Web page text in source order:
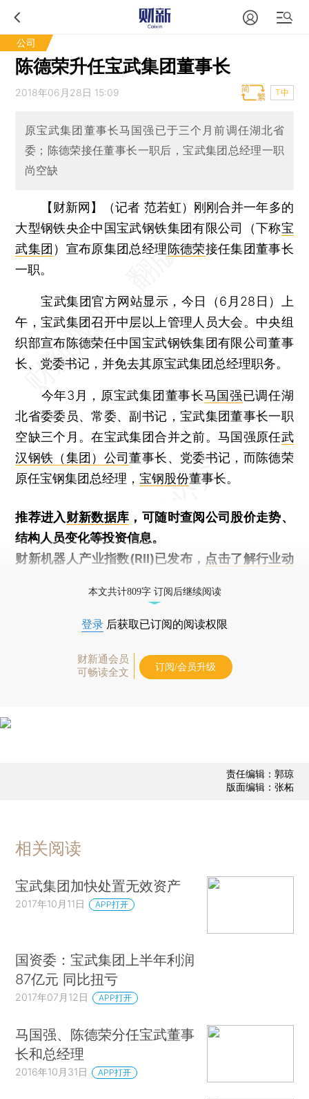
公司
陈德荣升任宝武集团董事长
2018年06月28日 15:09 T中
原宝武集团董事长马国强已于三个月前调任湖北省
委；陈德荣接任董事长一职后，宝武集团总经理一职
尚空缺
【财新网】（记者 范若虹） 刚刚合并一年多的
大型钢铁央企中国宝武钢铁集团有限公司（下称宝
武集团 ）宣布原集团总经理陈德荣接任集团董事长
一职。
宝武集团官方网站显示，今日（6月28日）上
午，宝武集团召开中层以上管理人员大会。中央组
织部宣布陈德荣任中国宝武钢铁集团有限公司董事
长、党委书记，并免去其原宝武集团总经理职务。
今年3月，原宝武集团董事长马国强已调任湖
北省委委员、常委、副书记，宝武集团董事长一职
空缺三个月。在宝武集团合并之前。马国强原任武
汉钢铁（集团）公司董事长、党委书记，而陈德荣
原任宝钢集团总经理，宝钢股份董事长。
推荐进入财新数据库 ，可随时查阅公司股价走势、
结构人员变化等投资信息。
财新机器人产业指数(RII)已发布， 点击了解行业动
本文共计809字 订阅后继续阅读
登录 后获取已订阅的阅读权限
财新通会员
可畅读全文
订阅/会员升级
责任编辑：郭琼
版面编辑：张柘
相关阅读
宝武集团加快处置无效资产
2017年10月11日 APP打开
国资委：宝武集团上半年利润
87亿元 同比扭亏
2017年07月12日 APP打开
马国强、陈德荣分任宝武董事
长和总经理
2016年10月31日 APP打开